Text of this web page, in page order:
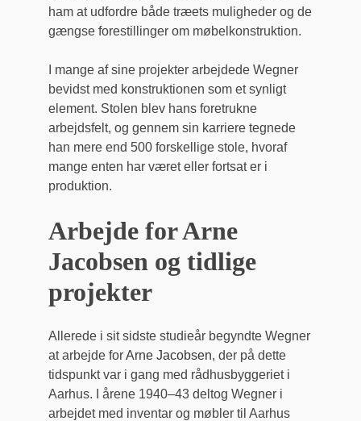
ham at udfordre både træets muligheder og de
gængse forestillinger om møbelkonstruktion.
I mange af sine projekter arbejdede Wegner
bevidst med konstruktionen som et synligt
element. Stolen blev hans foretrukne
arbejdsfelt, og gennem sin karriere tegnede
han mere end 500 forskellige stole, hvoraf
mange enten har været eller fortsat er i
produktion.
Arbejde for Arne
Jacobsen og tidlige
projekter
Allerede i sit sidste studieår begyndte Wegner
at arbejde forArne Jacobsen, der på dette
tidspunkt var i gang med rådhusbyggeriet i
Aarhus. I årene 1940–43 deltog Wegner i
arbejdet med inventar og møbler til Aarhus